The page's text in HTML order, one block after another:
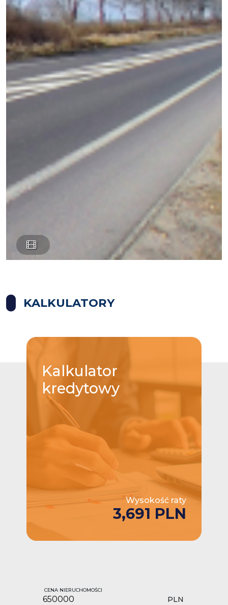
KALKULATORY
Kalkulator
kredytowy
Wysokość raty
3,691 PLN
CENA NIERUCHOMOŚCI
PLN